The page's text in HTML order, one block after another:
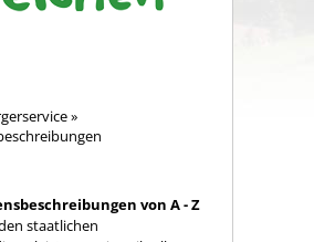
»
von A - Z
staatlichen